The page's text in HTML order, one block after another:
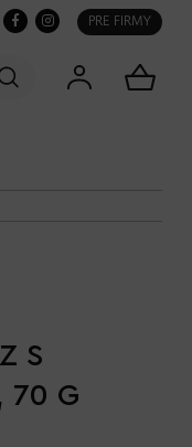
PRE FIRMY
S
70 G